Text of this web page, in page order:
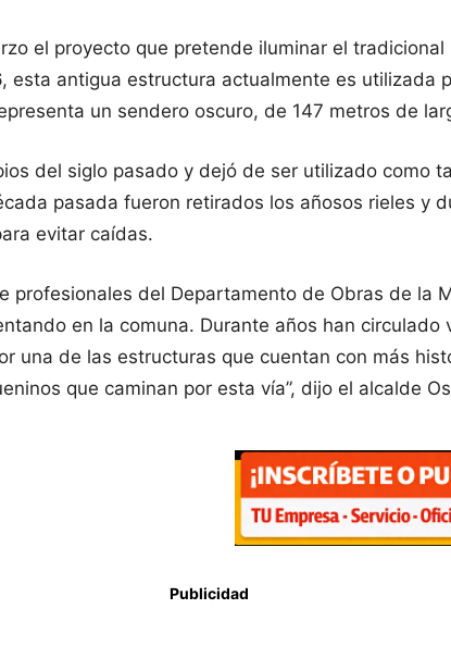
el proyecto que pretende iluminar el
antigua estructura actualmente es utilizada
un sendero oscuro, de 147 metros de
del siglo pasado y dejó de ser utilizado como
pasada fueron retirados los añosos rieles y
evitar caídas.
profesionales del Departamento de Obras de la
en la comuna. Durante años han
una de las estructuras que cuentan con más
que caminan por esta vía”, dijo el alcalde
Publicidad